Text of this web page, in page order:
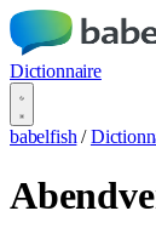
Dictionnaire
babelfish /